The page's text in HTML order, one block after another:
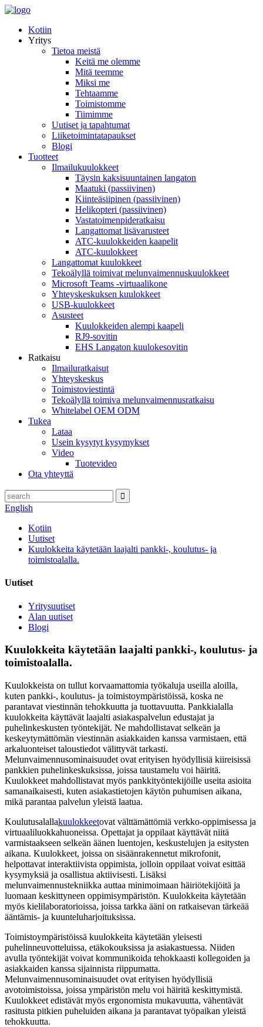
Kotiin
Yritys
Tietoa meistä
Keitä me olemme
Mitä teemme
Miksi me
Tehtaamme
Toimistomme
Tiimimme
Uutiset ja tapahtumat
Liiketoimintatapaukset
Blogi
Tuotteet
Ilmailukuulokkeet
Täysin kaksisuuntainen langaton
Maatuki (passiivinen)
Kiinteäsiipinen (passiivinen)
Helikopteri (passiivinen)
Vastatoimenpideratkaisu
Langattomat lisävarusteet
ATC-kuulokkeiden kaapelit
ATC-kuulokkeet
Langattomat kuulokkeet
Tekoälyllä toimivat melunvaimennuskuulokkeet
Microsoft Teams -virtuaalikone
Yhteyskeskuksen kuulokkeet
USB-kuulokkeet
Asusteet
Kuulokkeiden alempi kaapeli
RJ9-sovitin
EHS Langaton kuulokesovitin
Ratkaisu
Ilmailuratkaisut
Yhteyskeskus
Toimistoviestintä
Tekoälyllä toimiva melunvaimennusratkaisu
Whitelabel OEM ODM
Tukea
Lataa
Usein kysytyt kysymykset
Video
Tuotevideo
Ota yhteyttä
English
Kotiin
Uutiset
Kuulokkeita käytetään laajalti pankki-, koulutus- ja
toimistoalalla.
Uutiset
Yritysuutiset
Alan uutiset
Blogi
Kuulokkeita käytetään laajalti pankki-, koulutus- ja
toimistoalalla.
Kuulokkeista on tullut korvaamattomia työkaluja useilla aloilla,
kuten pankki-, koulutus- ja toimistoympäristöissä, koska ne
parantavat viestinnän tehokkuutta ja tuottavuutta. Pankkialalla
kuulokkeita käyttävät laajalti asiakaspalvelun edustajat ja
puhelinkeskusten työntekijät. Ne mahdollistavat selkeän ja
keskeytymättömän viestinnän asiakkaiden kanssa varmistaen, että
arkaluonteiset taloustiedot välittyvät tarkasti.
Melunvaimennusominaisuudet ovat erityisen hyödyllisiä kiireisissä
pankkien puhelinkeskuksissa, joissa taustamelu voi häiritä.
Kuulokkeet mahdollistavat myös pankkityöntekijöille useita asioita
samanaikaisesti, kuten asiakastietojen käytön puhumisen aikana,
mikä parantaa palvelun yleistä laatua.
Koulutusalallakuulokkeetovat välttämättömiä verkko-oppimisessa ja
virtuaaliluokkahuoneissa. Opettajat ja oppilaat käyttävät niitä
varmistaakseen selkeän äänen luentojen, keskustelujen ja esitysten
aikana. Kuulokkeet, joissa on sisäänrakennetut mikrofonit,
helpottavat interaktiivista oppimista, jolloin oppilaat voivat esittää
kysymyksiä ja osallistua aktiivisesti. Lisäksi
melunvaimennustekniikka auttaa minimoimaan häiriötekijöitä ja
luomaan keskittyneen oppimisympäristön. Kuulokkeita käytetään
myös kielilaboratorioissa, joissa tarkka ääni on ratkaisevan tärkeää
ääntämis- ja kuunteluharjoituksissa.
Toimistoympäristöissä kuulokkeita käytetään yleisesti
puhelinneuvotteluissa, etäkokouksissa ja asiakastuessa. Niiden
avulla työntekijät voivat kommunikoida tehokkaasti kollegoiden ja
asiakkaiden kanssa sijainnista riippumatta.
Melunvaimennusominaisuudet ovat erityisen hyödyllisiä
avotoimistoissa, joissa ympäristön melu voi häiritä keskittymistä.
Kuulokkeet edistävät myös ergonomista mukavuutta, vähentävät
rasitusta pitkien puheluiden aikana ja parantavat työpaikan yleistä
tehokkuutta.